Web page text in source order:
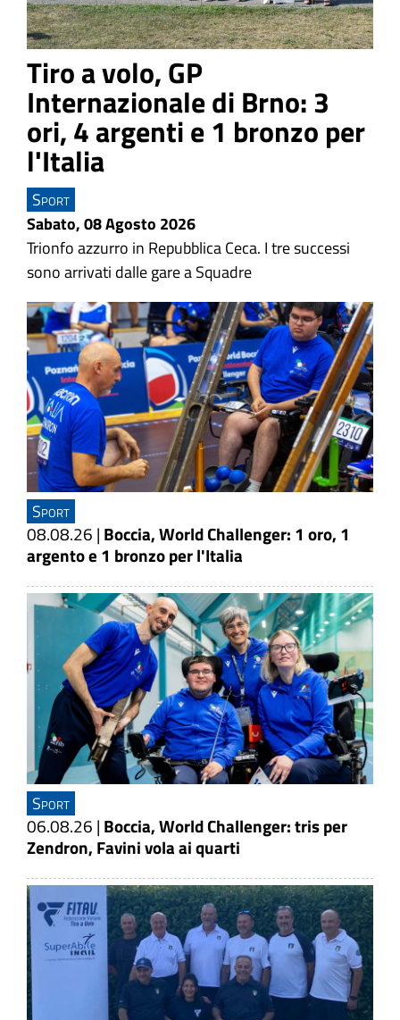
Tiro a volo, GP
Internazionale di Brno: 3
ori, 4 argenti e 1 bronzo per
l'Italia
Sport
Sabato, 08 Agosto 2026
Trionfo azzurro in Repubblica Ceca. I tre successi
sono arrivati dalle gare a Squadre
Sport
08.08.26 | Boccia, World Challenger: 1 oro, 1
argento e 1 bronzo per l'Italia
Sport
06.08.26 | Boccia, World Challenger: tris per
Zendron, Favini vola ai quarti